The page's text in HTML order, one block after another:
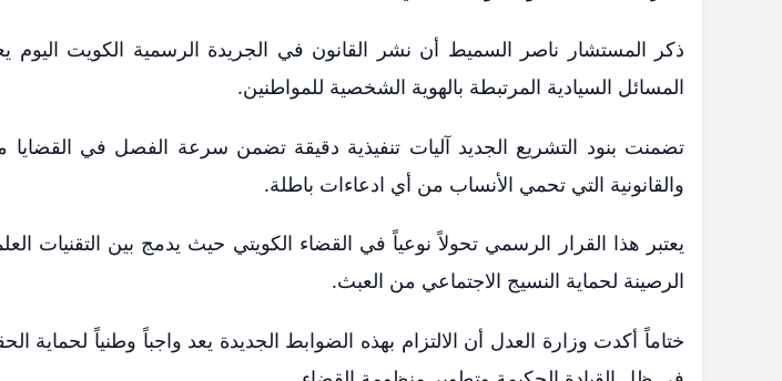
​ذكر المستشار ناصر السميط أن نشر القانون في الجريدة الرسمية الكويت اليوم
المسائل السيادية المرتبطة بالهوية الشخصية للمواطنين.
​تضمنت بنود التشريع الجديد آليات تنفيذية دقيقة تضمن سرعة الفصل في
والقانونية التي تحمي الأنساب من أي ادعاءات باطلة.
​يعتبر هذا القرار الرسمي تحولاً نوعياً في القضاء الكويتي حيث يدمج بين التقنيات
الرصينة لحماية النسيج الاجتماعي من العبث.
​ختاماً أكدت وزارة العدل أن الالتزام بهذه الضوابط الجديدة يعد واجباً وطنياً لحماية